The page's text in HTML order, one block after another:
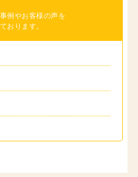
例やお客様の声を
おります。